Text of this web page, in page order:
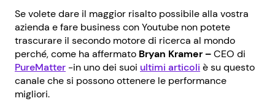
Se volete dare il maggior risalto possibile alla vostra
azienda e fare business con Youtube non potete
trascurare il secondo motore di ricerca al mondo
perché, come ha affermato Bryan Kramer –CEO di
PureMatter -in uno dei suoi ultimi articoli è su questo
canale che si possono ottenere le performance
migliori.